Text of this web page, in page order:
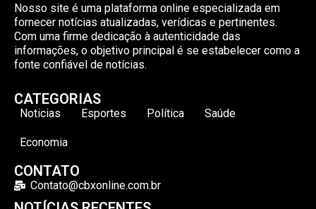
Nosso site é uma plataforma online especializada em
fornecer notícias atualizadas, verídicas e pertinentes.
Com uma firme dedicação à autenticidade das
informações, o objetivo principal é se estabelecer como a
fonte confiável de notícias.
CATEGORIAS
Noticias Esportes Política Saúde
Economia
CONTATO
Contato@cbxonline.com.br